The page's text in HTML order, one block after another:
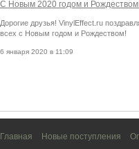
С Новым 2020 годом и
Дорогие друзья! VinylEffect.ru
всех с Новым годом и Рождеством!
6 января 2020 в 11:09
Главная Новые поступления